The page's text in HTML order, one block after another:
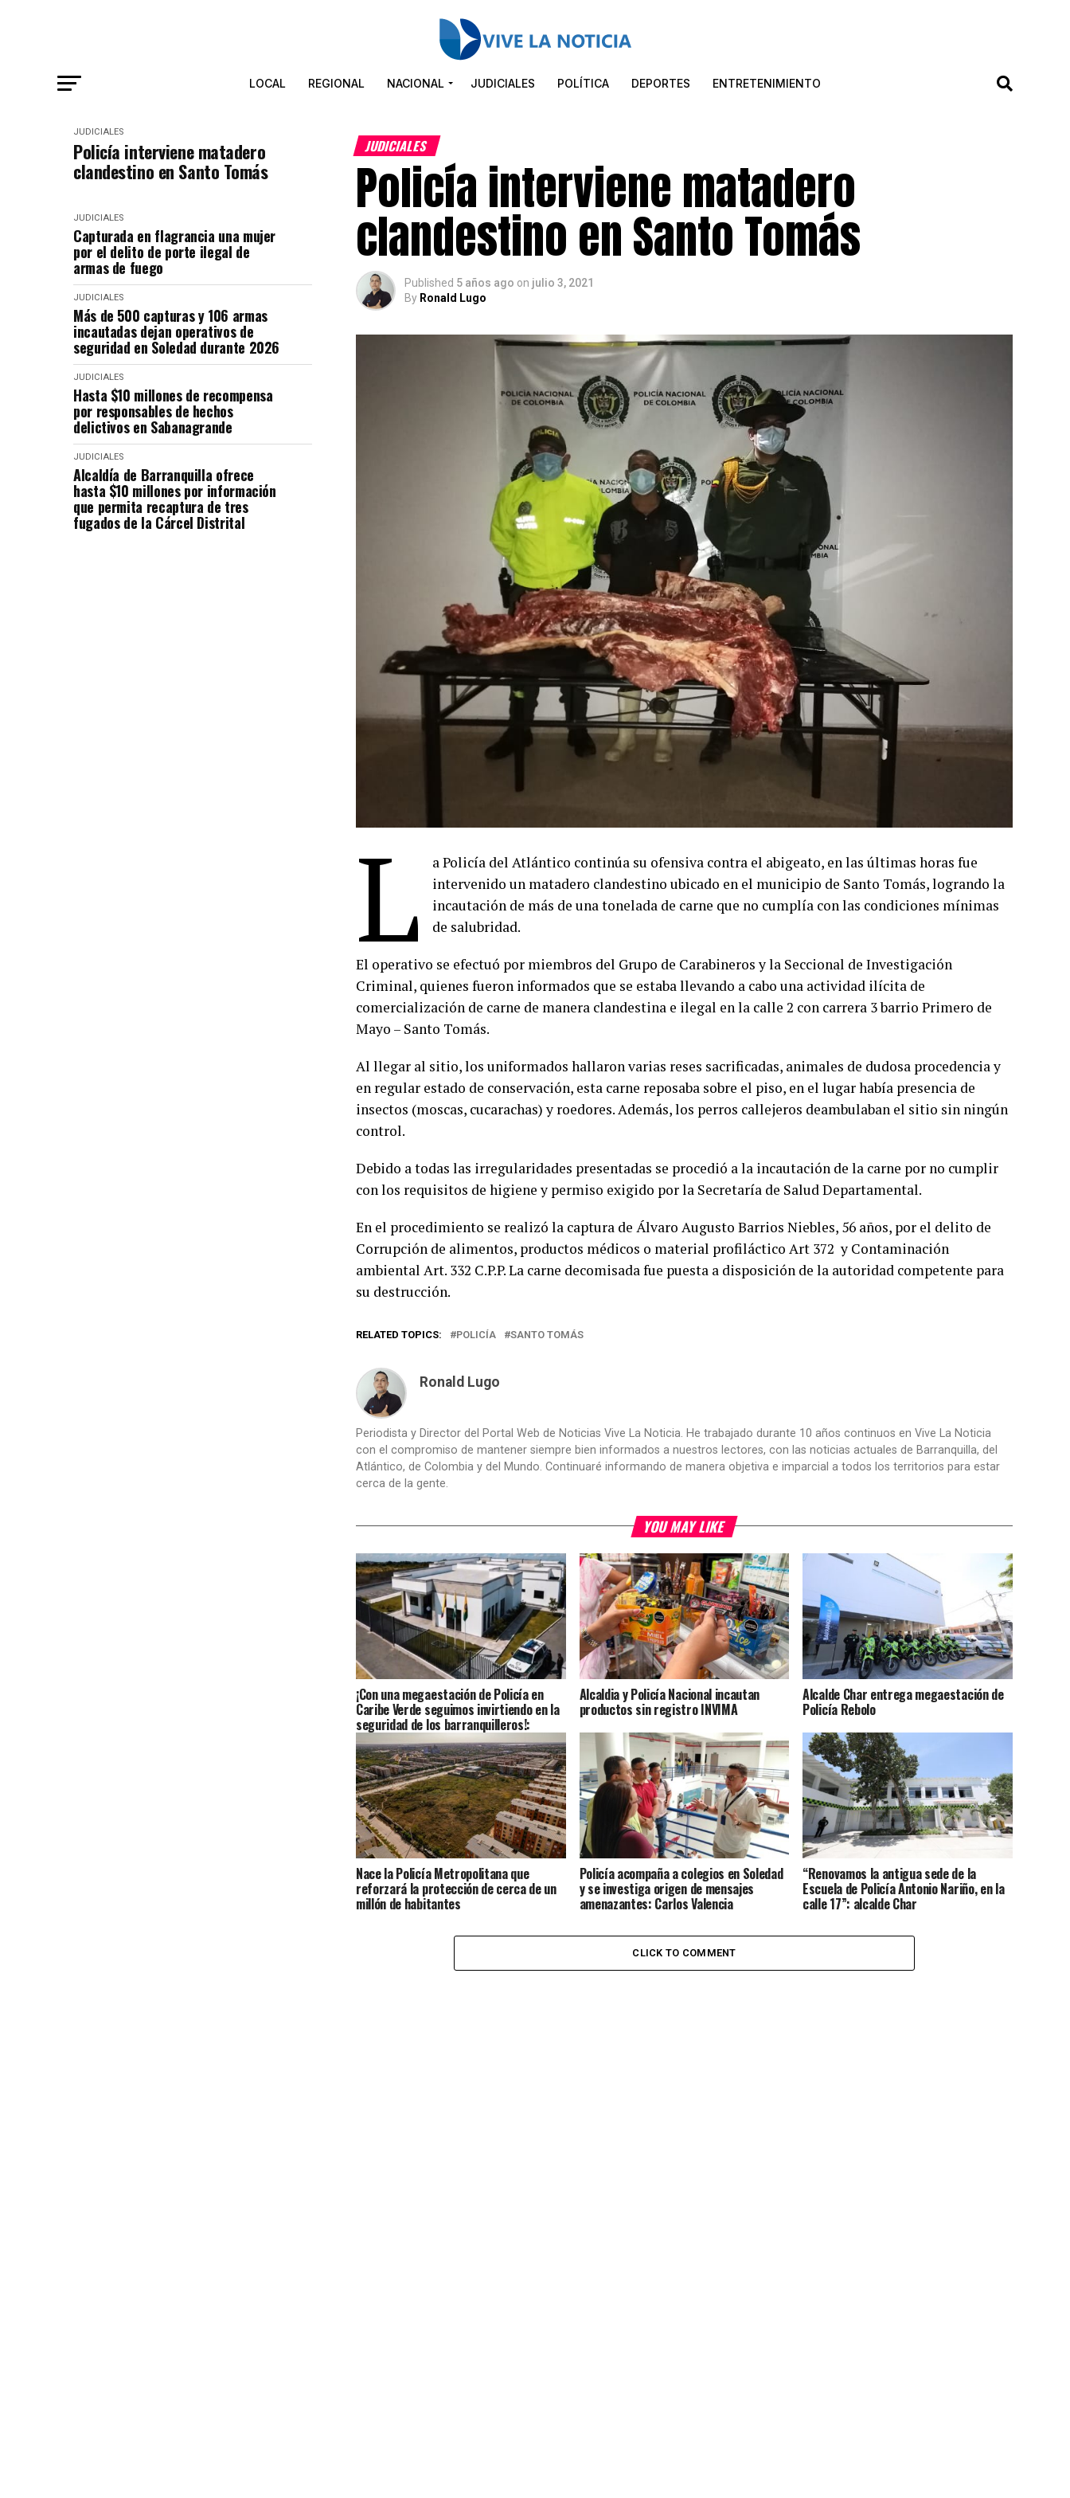
LOCAL REGIONAL NACIONAL JUDICIALES POLÍTICA DEPORTES ENTRETENIMIENTO
JUDICIALES
Policía interviene matadero
clandestino en Santo Tomás
JUDICIALES
Capturada en flagrancia una mujer
por el delito de porte ilegal de
armas de fuego
JUDICIALES
Más de 500 capturas y 106 armas
incautadas dejan operativos de
seguridad en Soledad durante 2026
JUDICIALES
Hasta $10 millones de recompensa
por responsables de hechos
delictivos en Sabanagrande
JUDICIALES
Alcaldía de Barranquilla ofrece
hasta $10 millones por información
que permita recaptura de tres
fugados de la Cárcel Distrital
JUDICIALES
Policía interviene matadero
clandestino en Santo Tomás
Published 5 años ago on julio 3, 2021
By Ronald Lugo
L
a Policía del Atlántico continúa su ofensiva contra el abigeato, en las últimas horas fue
intervenido un matadero clandestino ubicado en el municipio de Santo Tomás, logrando la
incautación de más de una tonelada de carne que no cumplía con las condiciones mínimas
de salubridad.
El operativo se efectuó por miembros del Grupo de Carabineros y la Seccional de Investigación
Criminal, quienes fueron informados que se estaba llevando a cabo una actividad ilícita de
comercialización de carne de manera clandestina e ilegal en la calle 2 con carrera 3 barrio Primero de
Mayo – Santo Tomás.
Al llegar al sitio, los uniformados hallaron varias reses sacrificadas, animales de dudosa procedencia y
en regular estado de conservación, esta carne reposaba sobre el piso, en el lugar había presencia de
insectos (moscas, cucarachas) y roedores. Además, los perros callejeros deambulaban el sitio sin ningún
control.
Debido a todas las irregularidades presentadas se procedió a la incautación de la carne por no cumplir
con los requisitos de higiene y permiso exigido por la Secretaría de Salud Departamental.
En el procedimiento se realizó la captura de Álvaro Augusto Barrios Niebles, 56 años, por el delito de
Corrupción de alimentos, productos médicos o material profiláctico Art 372 y Contaminación
ambiental Art. 332 C.P.P. La carne decomisada fue puesta a disposición de la autoridad competente para
su destrucción.
RELATED TOPICS: POLICÍA SANTO TOMÁS
Ronald Lugo
Periodista y Director del Portal Web de Noticias Vive La Noticia. He trabajado durante 10 años continuos en Vive La Noticia
con el compromiso de mantener siempre bien informados a nuestros lectores, con las noticias actuales de Barranquilla, del
Atlántico, de Colombia y del Mundo. Continuaré informando de manera objetiva e imparcial a todos los territorios para estar
cerca de la gente.
YOU MAY LIKE
¡Con una megaestación de Policía en
Caribe Verde seguimos invirtiendo en la
seguridad de los barranquilleros!:
Alcalde Char
Alcaldia y Policía Nacional incautan
productos sin registro INVIMA
Alcalde Char entrega megaestación de
Policía Rebolo
Nace la Policía Metropolitana que
reforzará la protección de cerca de un
millón de habitantes
Policía acompaña a colegios en Soledad
y se investiga origen de mensajes
amenazantes: Carlos Valencia
“Renovamos la antigua sede de la
Escuela de Policía Antonio Nariño, en la
calle 17”: alcalde Char
CLICK TO COMMENT